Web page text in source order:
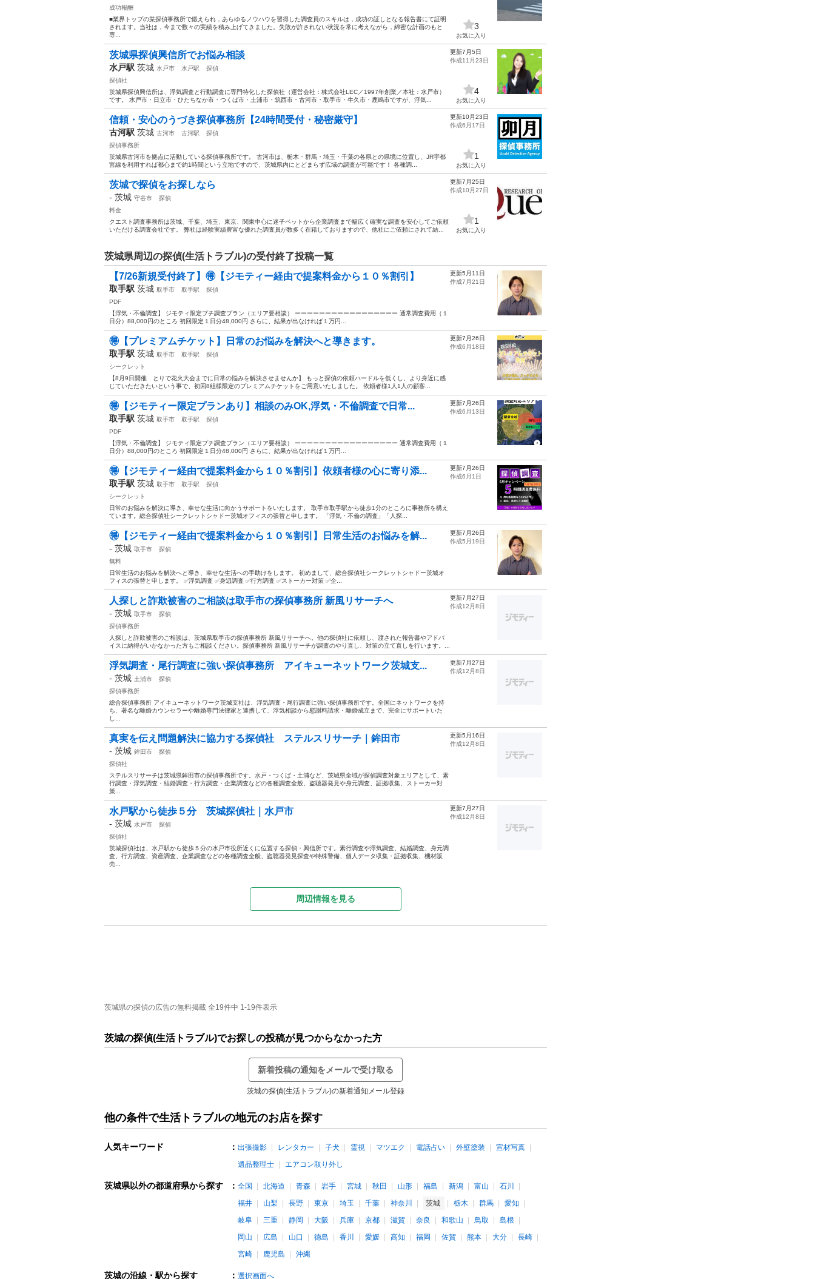
成功報酬
■業界トップの某探偵事務所で鍛えられ，あらゆるノウハウを習得した調査員のスキルは，成功の証しとなる報告書にて証明
されます。当社は，今まで数々の実績を積み上げてきました。失敗が許されない状況を常に考えながら，綿密な計画のもと
専...
3
お気に入り
茨城県探偵興信所でお悩み相談
水戸駅 茨城 水戸市 水戸駅
探偵
探偵社
茨城県探偵興信所は、浮気調査と行動調査に専門特化した探偵社（運営会社：株式会社LEC／1997年創業／本社：水戸市）
です。 水戸市・日立市・ひたちなか市・つくば市・土浦市・筑西市・古河市・取手市・牛久市・鹿嶋市ですが、浮気...
更新7月5日
作成11月23日
4
お気に入り
信頼・安心のうづき探偵事務所【24時間受付・秘密厳守】
古河駅 茨城 古河市 古河駅
探偵
探偵事務所
茨城県古河市を拠点に活動している探偵事務所です。 古河市は、栃木・群馬・埼玉・千葉の各県との県境に位置し、JR宇都
宮線を利用すれば都心まで約1時間という立地ですので、茨城県内にとどまらず広域の調査が可能です！ 各種調...
更新10月23日
作成6月17日
1
お気に入り
茨城で探偵をお探しなら
- 茨城 守谷市
探偵
料金
クエスト調査事務所は茨城、千葉、埼玉、東京、関東中心に迷子ペットから企業調査まで幅広く確実な調査を安心してご依頼
いただける調査会社です。 弊社は経験実績豊富な優れた調査員が数多く在籍しておりますので、他社にご依頼にされて結...
更新7月25日
作成10月27日
1
お気に入り
茨城県周辺の探偵(生活トラブル)の受付終了投稿一覧
【7/26新規受付終了】🉐【ジモティー経由で提案料金から１０％割引】
取手駅 茨城 取手市 取手駅
探偵
PDF
【浮気・不倫調査】 ジモティ限定プチ調査プラン（エリア要相談） ーーーーーーーーーーーーーーーーー 通常調査費用（１
日分）88,000円のところ 初回限定１日分48,000円 さらに、結果が出なければ１万円...
更新5月11日
作成7月21日
🉐【プレミアムチケット】日常のお悩みを解決へと導きます。
取手駅 茨城 取手市 取手駅
探偵
シークレット
【8月9日開催 とりで花火大会までに日常の悩みを解決させませんか】 もっと探偵の依頼ハードルを低くし、より身近に感
じていただきたいという事で、初回8組様限定のプレミアムチケットをご用意いたしました。 依頼者様1人1人の顧客...
更新7月26日
作成6月18日
🉐【ジモティー限定プランあり】相談のみOK,浮気・不倫調査で日常...
取手駅 茨城 取手市 取手駅
探偵
PDF
【浮気・不倫調査】 ジモティ限定プチ調査プラン（エリア要相談） ーーーーーーーーーーーーーーーーー 通常調査費用（１
日分）88,000円のところ 初回限定１日分48,000円 さらに、結果が出なければ１万円...
更新7月26日
作成6月13日
🉐【ジモティー経由で提案料金から１０％割引】依頼者様の心に寄り添...
取手駅 茨城 取手市 取手駅
探偵
シークレット
日常のお悩みを解決に導き、幸せな生活に向かうサポートをいたします。 取手市取手駅から徒歩1分のところに事務所を構え
ています。総合探偵社シークレットシャドー茨城オフィスの張替と申します。 「浮気・不倫の調査」「人探...
更新7月26日
作成6月1日
🉐【ジモティー経由で提案料金から１０％割引】日常生活のお悩みを解...
- 茨城 取手市
探偵
無料
日常生活のお悩みを解決へと導き、幸せな生活への手助けをします。 初めまして、総合探偵社シークレットシャドー茨城オ
フィスの張替と申します。 ✅浮気調査 ✅身辺調査 ✅行方調査 ✅ストーカー対策 ✅企...
更新7月26日
作成5月19日
人探しと詐欺被害のご相談は取手市の探偵事務所 新風リサーチへ
- 茨城 取手市
探偵
探偵事務所
人探しと詐欺被害のご相談は、茨城県取手市の探偵事務所 新風リサーチへ。他の探偵社に依頼し、渡された報告書やアドバ
イスに納得がいかなかった方もご相談ください。探偵事務所 新風リサーチが調査のやり直し、対策の立て直しを行います。...
更新7月27日
作成12月8日
浮気調査・尾行調査に強い探偵事務所 アイキューネットワーク茨城支...
- 茨城 土浦市
探偵
探偵事務所
総合探偵事務所 アイキューネットワーク茨城支社は、浮気調査・尾行調査に強い探偵事務所です。全国にネットワークを持
ち、著名な離婚カウンセラーや離婚専門法律家と連携して、浮気相談から慰謝料請求・離婚成立まで、完全にサポートいた
し...
更新7月27日
作成12月8日
真実を伝え問題解決に協力する探偵社 ステルスリサーチ｜鉾田市
- 茨城 鉾田市
探偵
探偵社
ステルスリサーチは茨城県鉾田市の探偵事務所です。水戸・つくば・土浦など、茨城県全域が探偵調査対象エリアとして、素
行調査・浮気調査・結婚調査・行方調査・企業調査などの各種調査全般、盗聴器発見や身元調査、証拠収集、ストーカー対
策...
更新5月16日
作成12月8日
水戸駅から徒歩５分 茨城探偵社｜水戸市
- 茨城 水戸市
探偵
探偵社
茨城探偵社は、水戸駅から徒歩５分の水戸市役所近くに位置する探偵・興信所です。素行調査や浮気調査、結婚調査、身元調
査、行方調査、資産調査、企業調査などの各種調査全般、盗聴器発見探査や特殊警備、個人データ収集・証拠収集、機材販
売...
更新7月27日
作成12月8日
周辺情報を見る
茨城県の探偵の広告の無料掲載 全19件中 1-19件表示
茨城の探偵(生活トラブル)でお探しの投稿が見つからなかった方
新着投稿の通知をメールで受け取る
茨城の探偵(生活トラブル)の新着通知メール登録
他の条件で生活トラブルの地元のお店を探す
人気キーワード ： 出張撮影 レンタカー 子犬 霊視 マツエク 電話占い 外壁塗装
宣材写真
遺品整理士
エアコン取り外し
茨城県以外の都道府県から探す ： 全国 北海道 青森 岩手 宮城 秋田 山形 福島 新潟 富山
石川
福井
山梨 長野 東京 埼玉 千葉 神奈川 茨城 栃木 群馬
愛知
岐阜
三重 静岡 大阪 兵庫 京都 滋賀 奈良 和歌山 鳥取
島根
岡山
広島 山口 徳島 香川 愛媛 高知 福岡 佐賀 熊本 大分
長崎
宮崎
鹿児島 沖縄
茨城の沿線・駅から探す ： 選択画面へ